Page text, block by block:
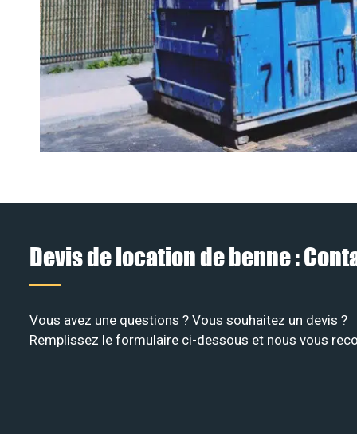
Devis de location de benne :
Vous avez une questions ? Vous souhaitez un devis ?
Remplissez le formulaire ci-dessous et nous vous